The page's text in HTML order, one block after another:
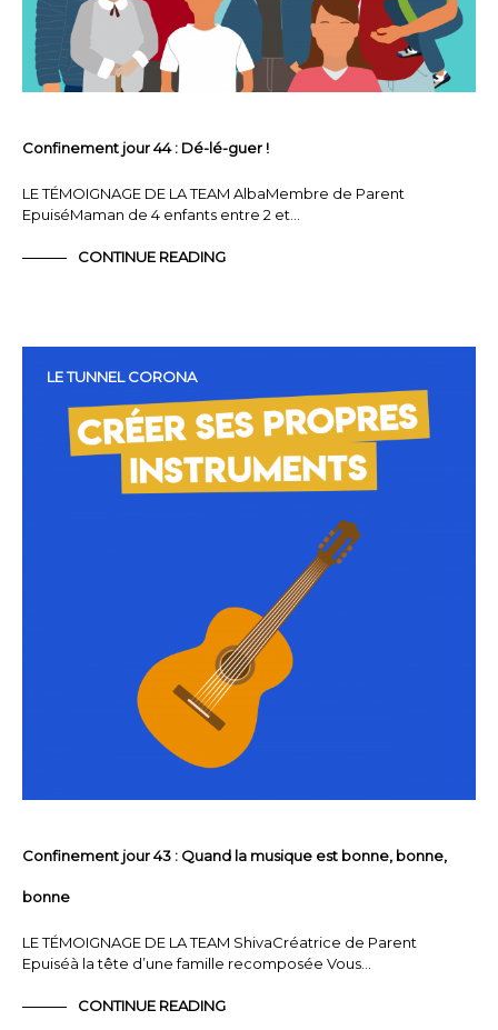
Confinement jour 44 : Dé-lé-guer !
LE TÉMOIGNAGE DE LA TEAM AlbaMembre de Parent
EpuiséMaman de 4 enfants entre 2 et…
CONTINUE READING
LE TUNNEL CORONA
Confinement jour 43 : Quand la musique est bonne, bonne,
bonne
LE TÉMOIGNAGE DE LA TEAM ShivaCréatrice de Parent
Epuiséà la tête d’une famille recomposée Vous…
CONTINUE READING